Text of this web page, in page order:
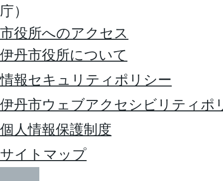
庁）
市役所へのアクセス
伊丹市役所について
情報セキュリティポリシー
伊丹市ウェブアクセシビリティポ
個人情報保護制度
サイトマップ